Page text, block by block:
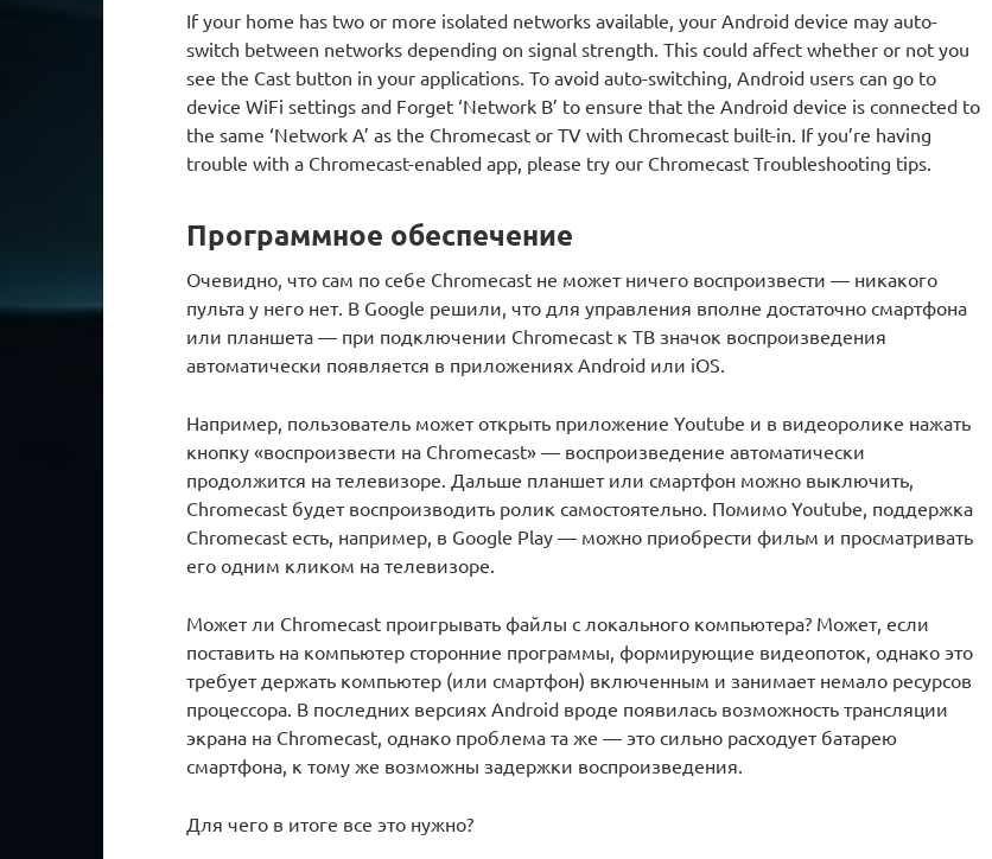
If your home has two or more isolated networks available, your Android device may auto-
switch between networks depending on signal strength. This could affect whether or not you
see the Cast button in your applications. To avoid auto-switching, Android users can go to
device WiFi settings and Forget ‘Network B’ to ensure that the Android device is connected to
the same ‘Network A’ as the Chromecast or TV with Chromecast built-in. If you’re having
trouble with a Chromecast-enabled app, please try our Chromecast Troubleshooting tips.
Программное обеспечение
Очевидно, что сам по себе Chromecast не может ничего воспроизвести — никакого
пульта у него нет. В Google решили, что для управления вполне достаточно смартфона
или планшета — при подключении Chromecast к ТВ значок воспроизведения
автоматически появляется в приложениях Android или iOS.
Например, пользователь может открыть приложение Youtube и в видеоролике нажать
кнопку «воспроизвести на Chromecast» — воспроизведение автоматически
продолжится на телевизоре. Дальше планшет или смартфон можно выключить,
Chromecast будет воспроизводить ролик самостоятельно. Помимо Youtube, поддержка
Chromecast есть, например, в Google Play — можно приобрести фильм и просматривать
его одним кликом на телевизоре.
Может ли Chromecast проигрывать файлы с локального компьютера? Может, если
поставить на компьютер сторонние программы, формирующие видеопоток, однако это
требует держать компьютер (или смартфон) включенным и занимает немало ресурсов
процессора. В последних версиях Android вроде появилась возможность трансляции
экрана на Chromecast, однако проблема та же — это сильно расходует батарею
смартфона, к тому же возможны задержки воспроизведения.
Для чего в итоге все это нужно?